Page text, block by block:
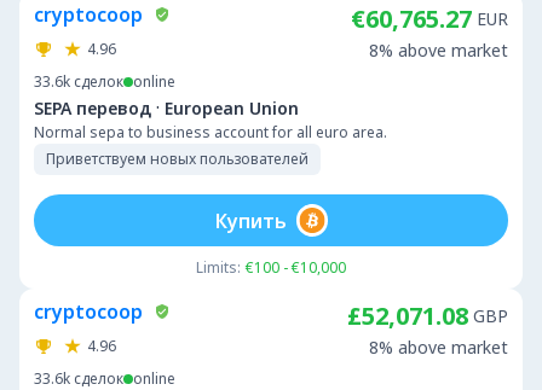
cryptocoop
4.96
33.6k сделок online
SEPA перевод · European Union
Normal sepa to business account for all euro area.
Приветствуем новых пользователей
€60,765.27 EUR
8% above market
Limits: €100 - €10,000
Купить
cryptocoop
4.96
33.6k сделок online
£52,071.08 GBP
8% above market